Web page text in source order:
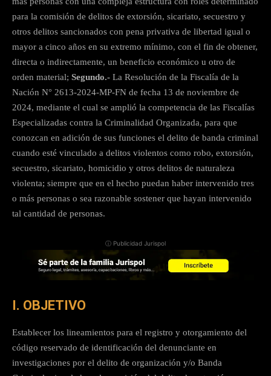
para la comisión de delitos de extorsión, sicariato, secuestro y
otros delitos sancionados con pena privativa de libertad igual o
mayor a cinco años en su extremo mínimo, con el fin de obtener,
directa o indirectamente, un beneficio económico u otro de
orden material; Segundo.- La Resolución de la Fiscalía de la
Nación N° 2613-2024-MP-FN de fecha 13 de noviembre de
2024, mediante el cual se amplió la competencia de las Fiscalías
Especializadas contra la Criminalidad Organizada, para que
conozcan en adición de sus funciones el delito de banda criminal
cuando esté vinculado a delitos violentos como robo, extorsión,
secuestro, sicariato, homicidio y otros delitos de naturaleza
violenta; siempre que en el hecho puedan haber intervenido tres
o más personas o sea razonable sostener que hayan intervenido
tal cantidad de personas.
ⓘ Publicidad Jurispol
I. OBJETIVO
Establecer los lineamientos para el registro y otorgamiento del
código reservado de identificación del denunciante en
investigaciones por el delito de organización y/o Banda